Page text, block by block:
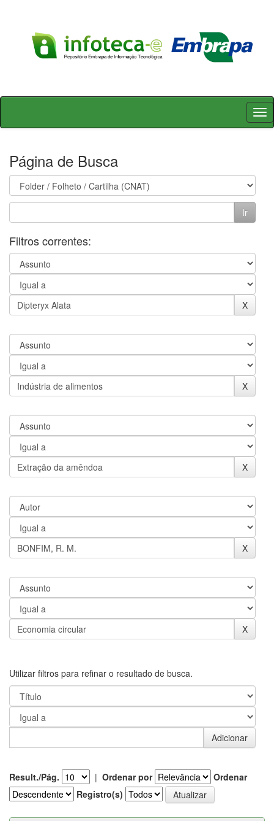
Skip
Página de Busca
Filtros correntes:
Utilizar filtros para refinar o resultado de busca.
Result./Pág. | Ordenar por
Ordenar
Registro(s)